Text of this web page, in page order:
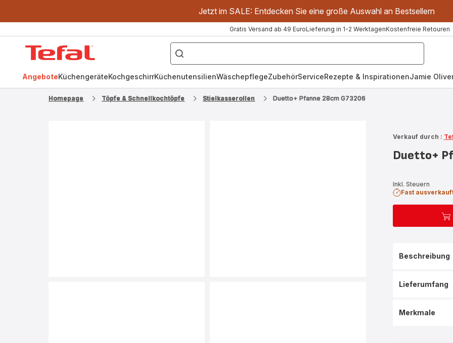
Jetzt im SALE: Entdecken Sie eine große Auswahl an Bestsellern
Gratis Versand ab 49 EuroLieferung in 1-2 WerktagenKostenfreie Retouren
["OptiGrill","Easy
Fry","Pfanne"]
AngeboteKüchengeräteKochgeschirrKüchenutensilienWäschepflegeZubehörServiceRezepte & InspirationenJamie
Homepage Töpfe & Schnellkochtöpfe Stielkasserollen Duetto+ Pfanne 28cm G73206
Verkauf durch :
Duetto+
Inkl. Steuern
Fast
Beschreibung
Lieferumfang
Merkmale